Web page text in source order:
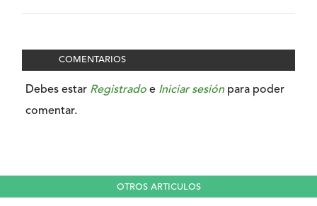
COMENTARIOS
Debes estar Registrado e Iniciar sesión para poder
comentar.
OTROS ARTICULOS